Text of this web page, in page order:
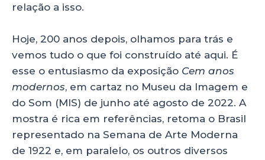
relação a isso.
Hoje, 200 anos depois, olhamos para trás e
vemos tudo o que foi construído até aqui. É
esse o entusiasmo da exposição Cem anos
modernos, em cartaz no Museu da Imagem e
do Som (MIS) de junho até agosto de 2022. A
mostra é rica em referências, retoma o Brasil
representado na Semana de Arte Moderna
de 1922 e, em paralelo, os outros diversos